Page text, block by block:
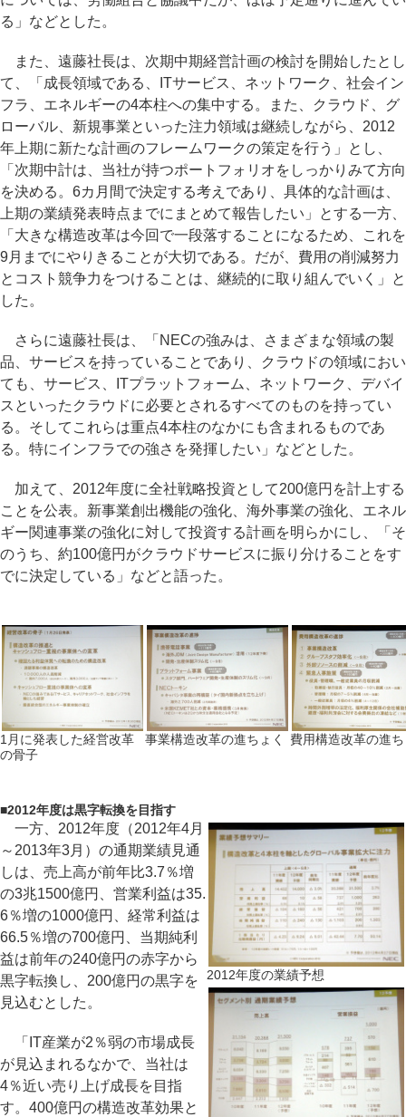
る」などとした。
また、遠藤社長は、次期中期経営計画の検討を開始したとし
て、「成長領域である、ITサービス、ネットワーク、社会イン
フラ、エネルギーの4本柱への集中する。また、クラウド、グ
ローバル、新規事業といった注力領域は継続しながら、2012
年上期に新たな計画のフレームワークの策定を行う」とし、
「次期中計は、当社が持つポートフォリオをしっかりみて方向
を決める。6カ月間で決定する考えであり、具体的な計画は、
上期の業績発表時点までにまとめて報告したい」とする一方、
「大きな構造改革は今回で一段落することになるため、これを
9月までにやりきることが大切である。だが、費用の削減努力
とコスト競争力をつけることは、継続的に取り組んでいく」と
した。
さらに遠藤社長は、「NECの強みは、さまざまな領域の製
品、サービスを持っていることであり、クラウドの領域におい
ても、サービス、ITプラットフォーム、ネットワーク、デバイ
スといったクラウドに必要とされるすべてのものを持ってい
る。そしてこれらは重点4本柱のなかにも含まれるものであ
る。特にインフラでの強さを発揮したい」などとした。
加えて、2012年度に全社戦略投資として200億円を計上する
ことを公表。新事業創出機能の強化、海外事業の強化、エネル
ギー関連事業の強化に対して投資する計画を明らかにし、「そ
のうち、約100億円がクラウドサービスに振り分けることをす
でに決定している」などと語った。
1月に発表した経営改革
の骨子
事業構造改革の進ちょく 費用構造改革の進
■2012年度は黒字転換を目指す
2012年度の業績予想
一方、2012年度（2012年4月
～2013年3月）の通期業績見通
しは、売上高が前年比3.7％増
の3兆1500億円、営業利益は35.
6％増の1000億円、経常利益は
66.5％増の700億円、当期純利
益は前年の240億円の赤字から
黒字転換し、200億円の黒字を
見込むとした。
「IT産業が2％弱の市場成長
が見込まれるなかで、当社は
4％近い売り上げ成長を目指
す。400億円の構造改革効果と